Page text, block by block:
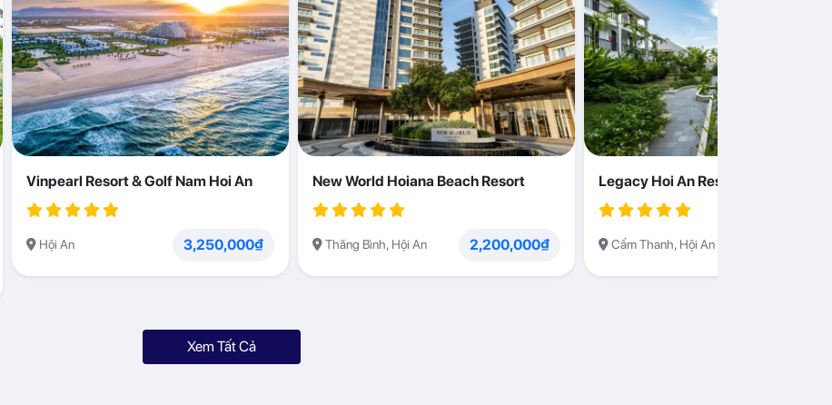
Vinpearl Resort & Golf Nam Hoi An
Hội An 3,250,000₫
New World Hoiana Beach Resort
Thăng Bình, Hội An 2,200,000₫
Legacy Hoi An Resort
Cẩm Thanh, Hội An
Xem Tất Cả